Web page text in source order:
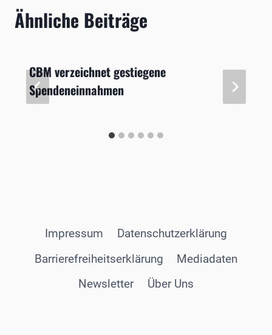
Ähnliche Beiträge
CBM verzeichnet gestiegene
Spendeneinnahmen
Impressum
Datenschutzerklärung
Barrierefreiheitserklärung
Mediadaten
Newsletter
Über Uns